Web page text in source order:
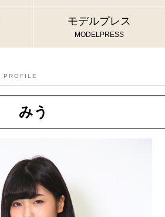
モデルプレス
MODELPRESS
PROFILE
みう